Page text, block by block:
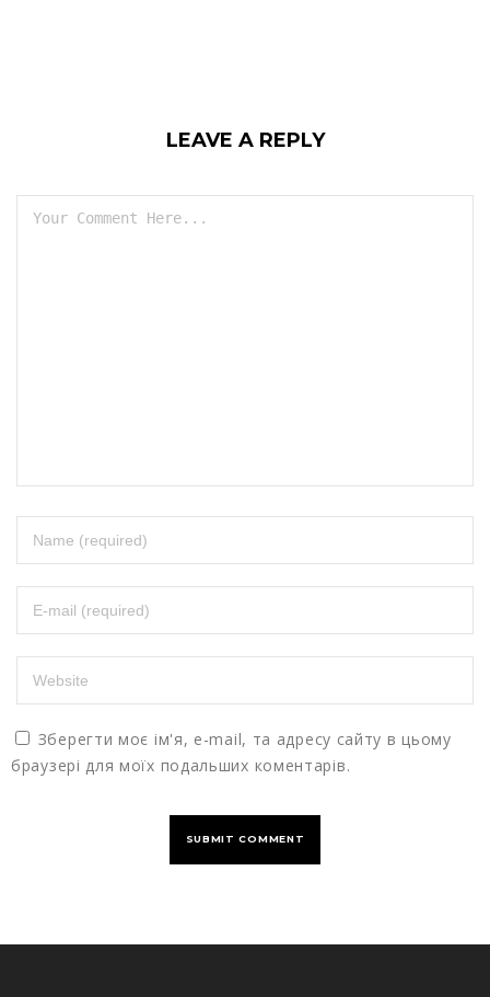
LEAVE A REPLY
Зберегти моє ім'я, e-mail, та адресу сайту в цьому
браузері для моїх подальших коментарів.